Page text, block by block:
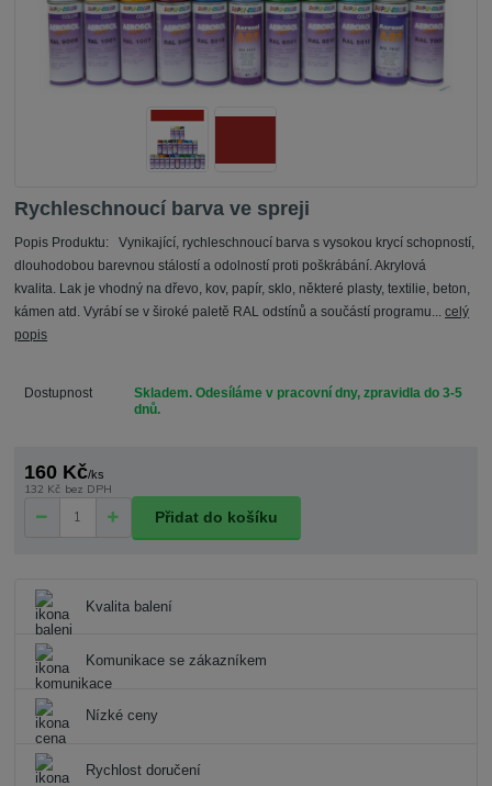
Rychleschnoucí barva ve spreji
Popis Produktu: Vynikající, rychleschnoucí barva s vysokou krycí schopností,
dlouhodobou barevnou stálostí a odolností proti poškrábání. Akrylová
kvalita. Lak je vhodný na dřevo, kov, papír, sklo, některé plasty, textilie, beton,
kámen atd. Vyrábí se v široké paletě RAL odstínů a součástí programu...celý
popis
Dostupnost
Skladem. Odesíláme v pracovní dny, zpravidla do 3-5
dnů.
160 Kč/ks
132 Kč bez DPH
Přidat do košíku
Kvalita balení
Komunikace se zákazníkem
Nízké ceny
Rychlost doručení